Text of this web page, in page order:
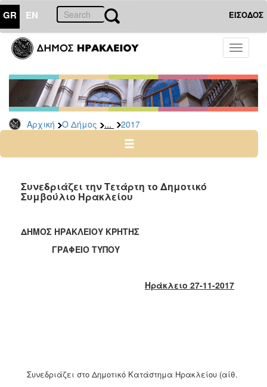
GR EN ΕΙΣΟΔΟΣ
Toggle
Αρχική Ο Δήμος ... 2017
ΔΗΜΟΣ
Δελτία
Τύπου
Αρχείο
2026
2024
2022
2020
2019
2011
Συνεδριάζει την Τετάρτη το Δημοτικό
Συμβούλιο Ηρακλείου
ΔΗΜΟΣ ΗΡΑΚΛΕΙΟΥ ΚΡΗΤΗΣ
ΓΡΑΦΕΙΟ ΤΥΠΟΥ
Ηράκλειο 27-11-2017
Συνεδριάζει στο Δημοτικό Κατάστημα Ηρακλείου (αίθ.